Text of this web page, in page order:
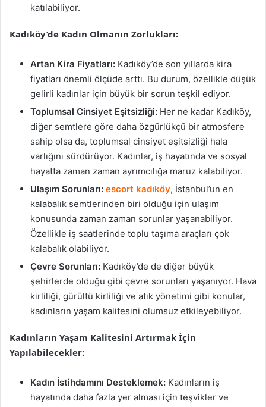
katılabiliyor.
Kadıköy’de Kadın Olmanın Zorlukları:
Artan Kira Fiyatları: Kadıköy’de son yıllarda kira
fiyatları önemli ölçüde arttı. Bu durum, özellikle düşük
gelirli kadınlar için büyük bir sorun teşkil ediyor.
Toplumsal Cinsiyet Eşitsizliği: Her ne kadar Kadıköy,
diğer semtlere göre daha özgürlükçü bir atmosfere
sahip olsa da, toplumsal cinsiyet eşitsizliği hala
varlığını sürdürüyor. Kadınlar, iş hayatında ve sosyal
hayatta zaman zaman ayrımcılığa maruz kalabiliyor.
Ulaşım Sorunları: escort kadıköy, İstanbul’un en
kalabalık semtlerinden biri olduğu için ulaşım
konusunda zaman zaman sorunlar yaşanabiliyor.
Özellikle iş saatlerinde toplu taşıma araçları çok
kalabalık olabiliyor.
Çevre Sorunları: Kadıköy’de de diğer büyük
şehirlerde olduğu gibi çevre sorunları yaşanıyor. Hava
kirliliği, gürültü kirliliği ve atık yönetimi gibi konular,
kadınların yaşam kalitesini olumsuz etkileyebiliyor.
Kadınların Yaşam Kalitesini Artırmak İçin
Yapılabilecekler:
Kadın İstihdamını Desteklemek: Kadınların iş
hayatında daha fazla yer alması için teşvikler ve